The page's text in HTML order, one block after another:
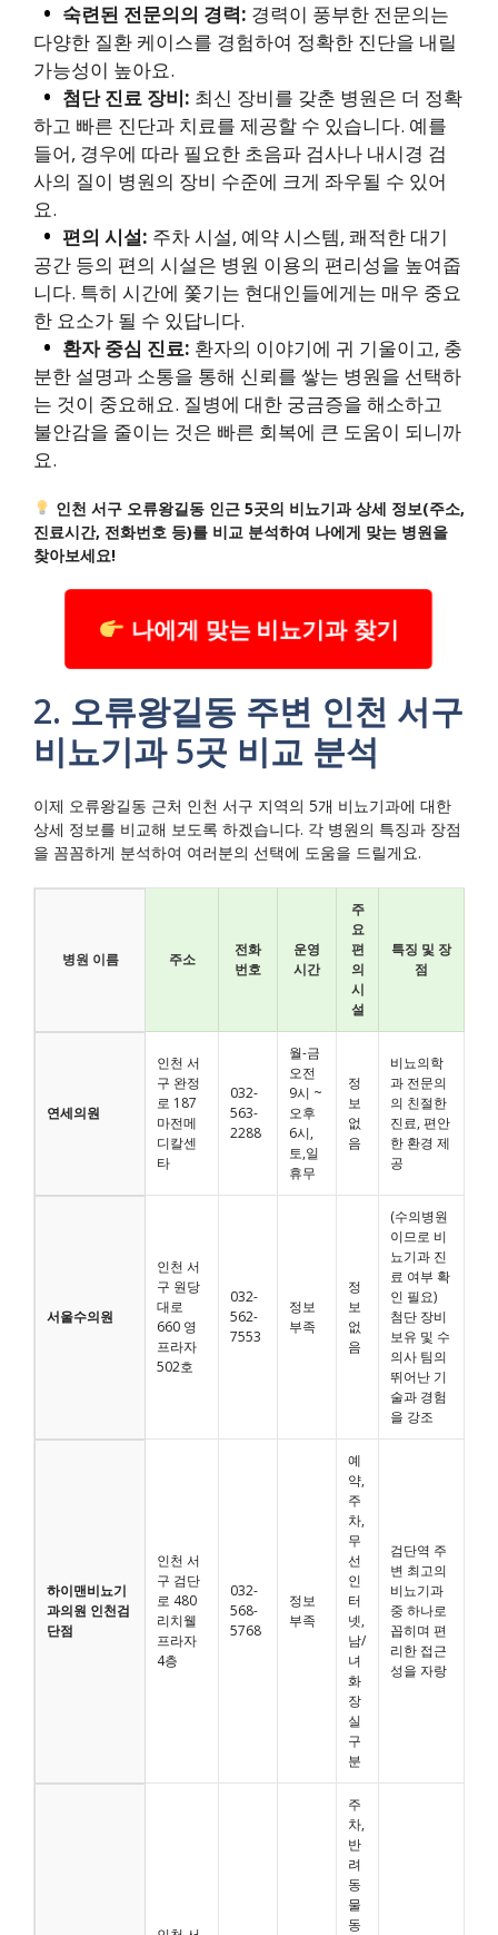
숙련된 전문의의 경력: 경력이 풍부한 전문의는
다양한 질환 케이스를 경험하여 정확한 진단을 내릴
가능성이 높아요.
첨단 진료 장비: 최신 장비를 갖춘 병원은 더 정확
하고 빠른 진단과 치료를 제공할 수 있습니다. 예를
들어, 경우에 따라 필요한 초음파 검사나 내시경 검
사의 질이 병원의 장비 수준에 크게 좌우될 수 있어
요.
편의 시설: 주차 시설, 예약 시스템, 쾌적한 대기
공간 등의 편의 시설은 병원 이용의 편리성을 높여줍
니다. 특히 시간에 쫓기는 현대인들에게는 매우 중요
한 요소가 될 수 있답니다.
환자 중심 진료: 환자의 이야기에 귀 기울이고, 충
분한 설명과 소통을 통해 신뢰를 쌓는 병원을 선택하
는 것이 중요해요. 질병에 대한 궁금증을 해소하고
불안감을 줄이는 것은 빠른 회복에 큰 도움이 되니까
요.
인천 서구 오류왕길동 인근 5곳의 비뇨기과 상세 정보(주소,
진료시간, 전화번호 등)를 비교 분석하여 나에게 맞는 병원을
찾아보세요!
나에게 맞는 비뇨기과 찾기
2. 오류왕길동 주변 인천 서구
비뇨기과 5곳 비교 분석
이제 오류왕길동 근처 인천 서구 지역의 5개 비뇨기과에 대한
상세 정보를 비교해 보도록 하겠습니다. 각 병원의 특징과 장점
을 꼼꼼하게 분석하여 여러분의 선택에 도움을 드릴게요.
병원 이름 주소
전화
번호
운영
시간
주
요
편
의
시
설
특징 및 장
점
연세의원
인천 서
구 완정
로 187
마전메
디칼센
타
032-
563-
2288
월-금
오전
9시 ~
오후
6시,
토,일
휴무
정
보
없
음
비뇨의학
과 전문의
의 친절한
진료, 편안
한 환경 제
공
서울수의원
인천 서
구 원당
대로
660 영
프라자
502호
032-
562-
7553
정보
부족
정
보
없
음
(수의병원
이므로 비
뇨기과 진
료 여부 확
인 필요)
첨단 장비
보유 및 수
의사 팀의
뛰어난 기
술과 경험
을 강조
하이맨비뇨기
과의원 인천검
단점
인천 서
구 검단
로 480
리치웰
프라자
4층
032-
568-
5768
정보
부족
예
약,
주
차,
무
선
인
터
넷,
남/
녀
화
장
실
구
분
검단역 주
변 최고의
비뇨기과
중 하나로
꼽히며 편
리한 접근
성을 자랑
주
차,
반
려
동
물
동